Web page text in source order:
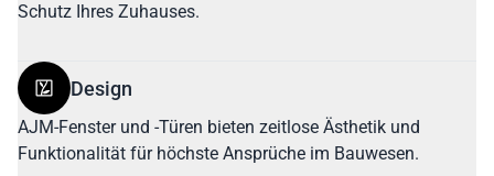
Schutz Ihres Zuhauses.
Design
AJM-Fenster und -Türen bieten zeitlose Ästhetik und
Funktionalität für höchste Ansprüche im Bauwesen.